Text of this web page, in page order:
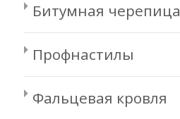
Битумная черепица
Профнастилы
Фальцевая кровля